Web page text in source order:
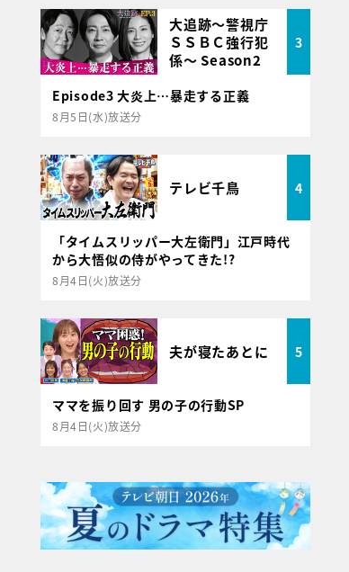
大追跡～警視庁
ＳＳＢＣ強行犯
係～ Season2
3
Episode3 大炎上…暴走する正義
8月5日(水)放送分
テレビ千鳥 4
「タイムスリッパー大左衛門」江戸時代
から大悟似の侍がやってきた!?
8月4日(火)放送分
夫が寝たあとに 5
ママを振り回す 男の子の行動SP
8月4日(火)放送分